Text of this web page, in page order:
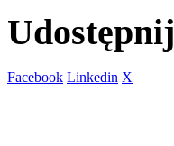
Udostępnij
Facebook Linkedin X